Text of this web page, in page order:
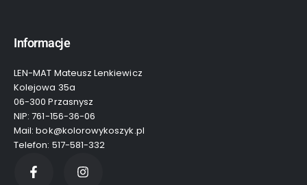
Informacje
LEN-MAT Mateusz Lenkiewicz
Kolejowa 35a
06-300 Przasnysz
NIP: 761-156-36-06
Mail: bok@kolorowykoszyk.pl
Telefon: 517-581-332